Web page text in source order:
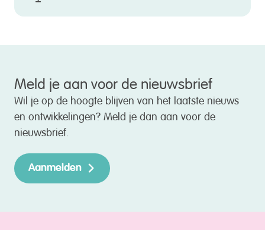
Meld je aan voor de nieuwsbrief
Wil je op de hoogte blijven van het laatste nieuws
en ontwikkelingen? Meld je dan aan voor de
nieuwsbrief.
Aanmelden